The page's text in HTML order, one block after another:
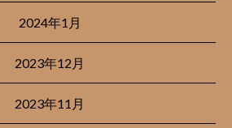
2024年1月
2023年12月
2023年11月